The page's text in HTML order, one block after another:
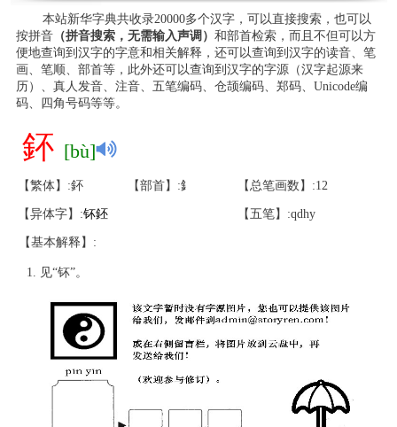
本站新华字典共收录20000多个汉字，可以直接搜索，也可以
按拼音（拼音搜索，无需输入声调） 和部首检索，而且不但可以方
便地查询到汉字的字意和相关解释，还可以查询到汉字的读音、笔
画、笔顺、部首等，此外还可以查询到汉字的字源（汉字起源来
历）、真人发音、注音、五笔编码、仓颉编码、郑码、Unicode编
码、四角号码等等。
鈈 [bù]
【繁体】:鈈 【部首】:釒 【总笔画数】:12
【异体字】:钚鉟 【五笔】:qdhy
【基本解释】:
见“钚”。